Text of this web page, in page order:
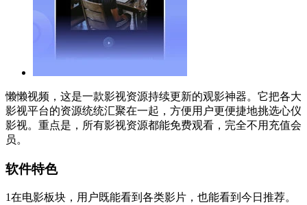
懒懒视频，这是一款影视资源持续更新的观影神器。它把各大
影视平台的资源统统汇聚在一起，方便用户更便捷地挑选心仪
影视。重点是，所有影视资源都能免费观看，完全不用充值会
员。
软件特色
1在电影板块，用户既能看到各类影片，也能看到今日推荐。